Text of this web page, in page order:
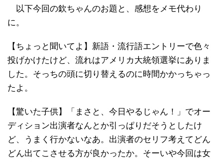
以下今回の欽ちゃんのお題と、感想をメモ代わり
に。
【ちょっと聞いてよ】新語・流行語エントリーで色々
投げかけたけど、流れはアメリカ大統領選挙にありま
した。そっちの頭に切り替えるのに時間かかっちゃっ
たよ。
【驚いた子供】「まさと、今日やるじゃん！」でオー
ディション出演者なんとか引っぱりだそうとしたけ
ど、うまく行かないなあ。出演者のセリフ考えてどん
どん出てこさせる方が良かったか。そーいや今回は女